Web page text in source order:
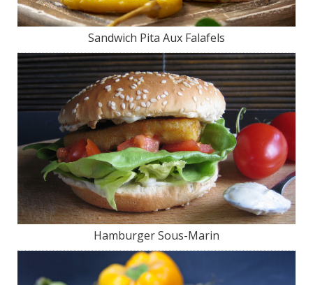
Sandwich Pita Aux Falafels
Hamburger Sous-Marin